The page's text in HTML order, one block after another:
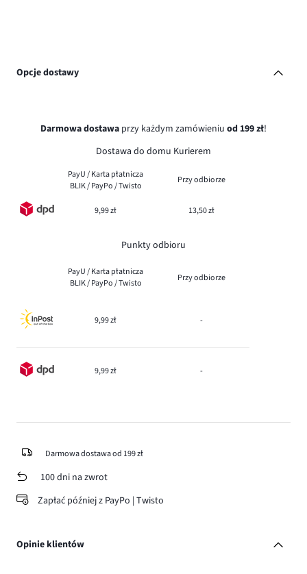
Opcje dostawy
Darmowa dostawa przy każdym zamówieniu od 199 zł!
Dostawa do domu Kurierem
PayU / Karta płatnicza
BLIK / PayPo / Twisto
Przy odbiorze
9,99 zł 13,50 zł
Punkty odbioru
PayU / Karta płatnicza
BLIK / PayPo / Twisto
Przy odbiorze
9,99 zł -
9,99 zł -
Darmowa dostawa od 199 zł
100 dni na zwrot
Zapłać później z PayPo | Twisto
Opinie klientów